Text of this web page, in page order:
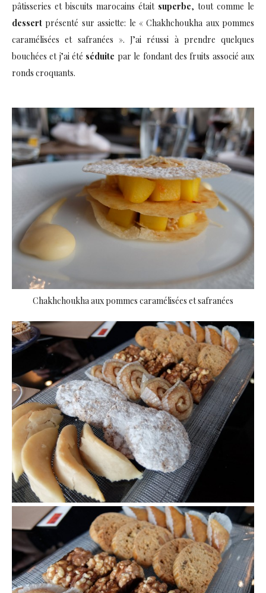
pâtisseries et biscuits marocains était superbe, tout comme le
dessert présenté sur assiette: le « Chakhchoukha aux pommes
caramélisées et safranées ». J’ai réussi à prendre quelques
bouchées et j’ai été séduite par le fondant des fruits associé aux
ronds croquants.
Chakhchoukha aux pommes caramélisées et safranées